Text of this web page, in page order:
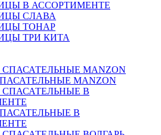
В АССОРТИМЕНТЕ
СЛАВА
ТОНАР
ТРИ КИТА
MANZON
В